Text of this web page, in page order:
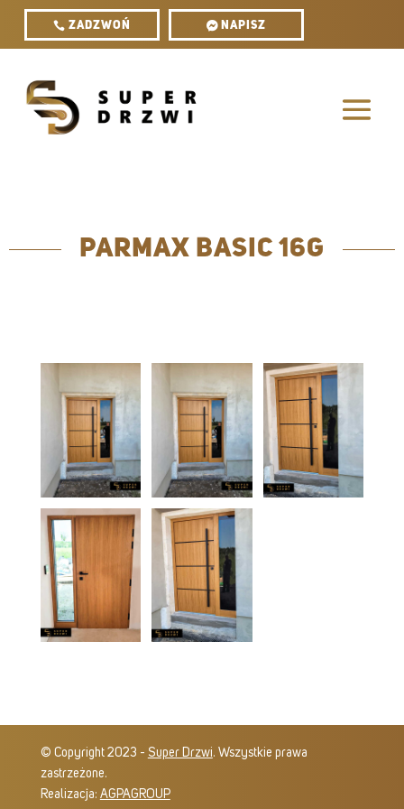
ZADZWOŃ Napisz
Parmax Basic 16G
© Copyright 2023 - Super Drzwi. Wszystkie prawa
zastrzeżone.
Realizacja: AGPAGROUP